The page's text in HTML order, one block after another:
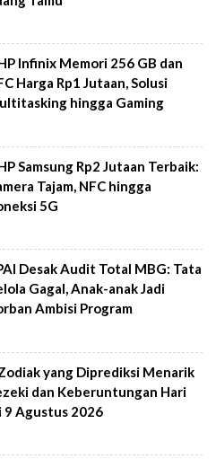
Infinix Memori 256 GB dan
Harga Rp1 Jutaan, Solusi
hingga Gaming
Samsung Rp2 Jutaan Terbaik:
Tajam, NFC hingga
5G
Desak Audit Total MBG: Tata
Gagal, Anak-anak Jadi
Ambisi Program
yang Diprediksi Menarik
dan Keberuntungan Hari
9 Agustus 2026